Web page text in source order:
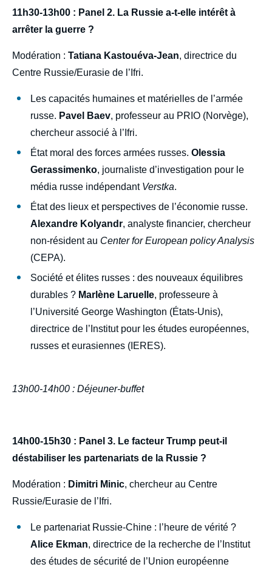
11h30-13h00 : Panel 2. La Russie a-t-elle intérêt à
arrêter la guerre ?
Modération : Tatiana Kastouéva-Jean, directrice du
Centre Russie/Eurasie de l’Ifri.
Les capacités humaines et matérielles de l’armée
russe. Pavel Baev, professeur au PRIO (Norvège),
chercheur associé à l’Ifri.
État moral des forces armées russes. Olessia
Gerassimenko, journaliste d’investigation pour le
média russe indépendant Verstka.
État des lieux et perspectives de l’économie russe.
Alexandre Kolyandr, analyste financier, chercheur
non-résident au Center for European policy Analysis
(CEPA).
Société et élites russes : des nouveaux équilibres
durables ? Marlène Laruelle, professeure à
l’Université George Washington (États-Unis),
directrice de l’Institut pour les études européennes,
russes et eurasiennes (IERES).
13h00-14h00 : Déjeuner-buffet
14h00-15h30 : Panel 3. Le facteur Trump peut-il
déstabiliser les partenariats de la Russie ?
Modération : Dimitri Minic, chercheur au Centre
Russie/Eurasie de l’Ifri.
Le partenariat Russie-Chine : l’heure de vérité ?
Alice Ekman, directrice de la recherche de l’Institut
des études de sécurité de l’Union européenne